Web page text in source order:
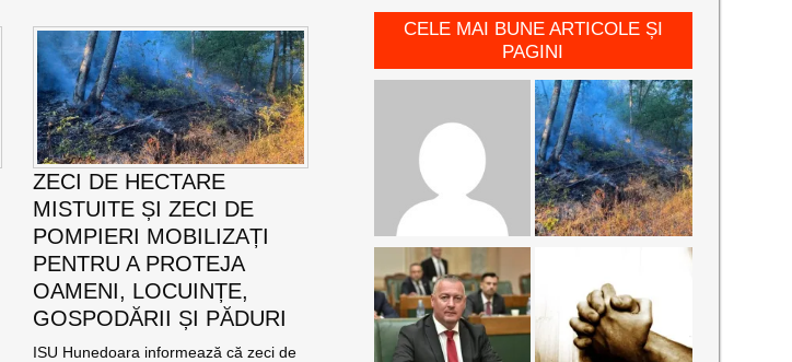
ZECI DE HECTARE
MISTUITE ȘI ZECI DE
POMPIERI MOBILIZAȚI
PENTRU A PROTEJA
OAMENI, LOCUINȚE,
GOSPODĂRII ȘI PĂDURI
ISU Hunedoara informează că zeci de
CELE MAI BUNE ARTICOLE ȘI
PAGINI